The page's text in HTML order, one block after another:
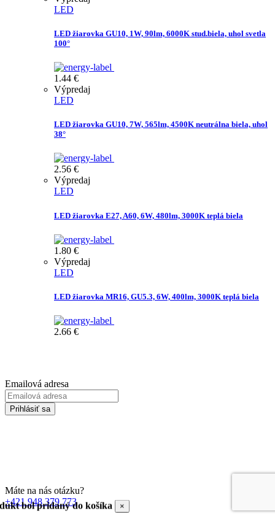
LED
LED žiarovka GU10, 1W, 90lm, 6000K stud.biela, uhol svetla
100°
1.44 €
Výpredaj
LED
LED žiarovka GU10, 7W, 565lm, 4500K neutrálna biela, uhol
38°
2.56 €
Výpredaj
LED
LED žiarovka E27, A60, 6W, 480lm, 3000K teplá biela
1.80 €
Výpredaj
LED
LED žiarovka MR16, GU5.3, 6W, 400lm, 3000K teplá biela
2.66 €
Emailová adresa
Prihlásiť sa
Máte na nás otázku?
+421 948 379 773
bol pridaný do košíka ×